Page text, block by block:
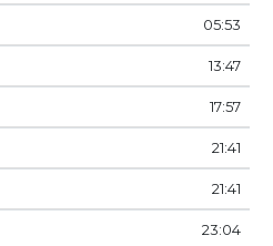
05:53
13:47
17:57
21:41
21:41
23:04